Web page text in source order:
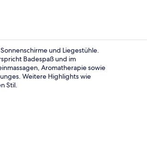
und Liegestühle.
Badespaß und im
Aromatherapie sowie
Weitere Highlights wie
Stil.